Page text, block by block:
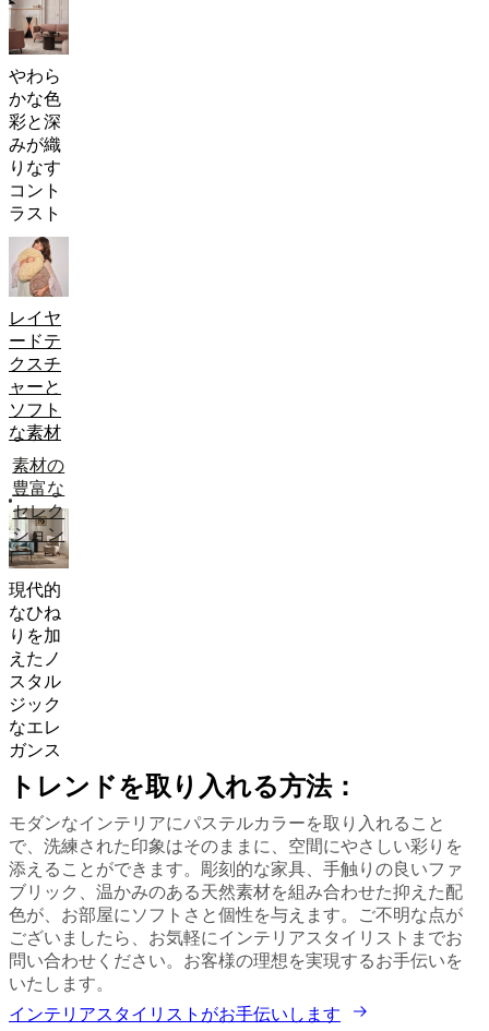
サ
リ
ー
コ
レ
ク
シ
ョ
ン
ソ
フ
ァ
テ
ー
ル
チ
ェ
ア
ア
ー
ム
チ
ェ
ア
ベ
ッ
ド
ス
ト
レ
ー
ジ
ク
セ
サ
リ
ー
フ
ァ
ブ
リ
ク
やわら
かな色
彩と深
みが織
りなす
コント
ラスト
レイヤ
ードテ
クスチ
ャーと
ソフト
な素材
素材の
豊富な
セレク
ション
現代的
なひね
りを加
えたノ
スタル
ジック
なエレ
ガンス
トレンドを取り入れる方法：
モダンなインテリアにパステルカラーを取り入れること
で、洗練された印象はそのままに、空間にやさしい彩りを
添えることができます。彫刻的な家具、手触りの良いファ
ブリック、温かみのある天然素材を組み合わせた抑えた配
色が、お部屋にソフトさと個性を与えます。ご不明な点が
ございましたら、お気軽にインテリアスタイリストまでお
問い合わせください。お客様の理想を実現するお手伝いを
いたします。
インテリアスタイリストがお手伝いします